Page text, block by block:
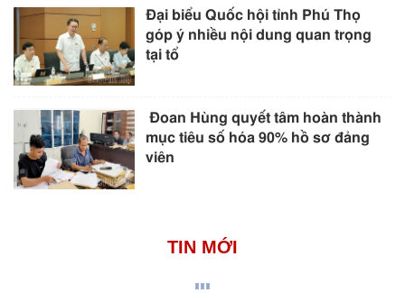
Đại biểu Quốc hội tỉnh Phú Thọ
góp ý nhiều nội dung quan trọng
tại tổ
Đoan Hùng quyết tâm hoàn thành
mục tiêu số hóa 90% hồ sơ đảng
viên
TIN MỚI